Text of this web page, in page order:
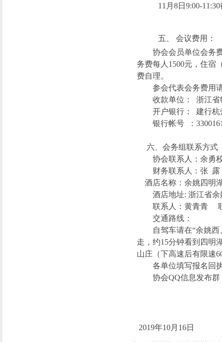
11 月 8日9:00-11 :30
五、 会议费用：
协会会员单位会务
务费每人 1 500元，住宿
费自理。
参会代表会务费用
收款单位：
浙江省
开户银行：
建行杭
银行帐号
：
六、会务组联系方式
协会联系人：余勇
财务联系人：张 露
酒店名称：余姚四明
酒店地址: 浙江省
联系人：黄青青
交通路线：
自驾车请在“余姚
走，约15分钟看到四明
山庄（下高速后有限速
各单位填写报名回
协会QQ信息发布群
2019年10月 16日